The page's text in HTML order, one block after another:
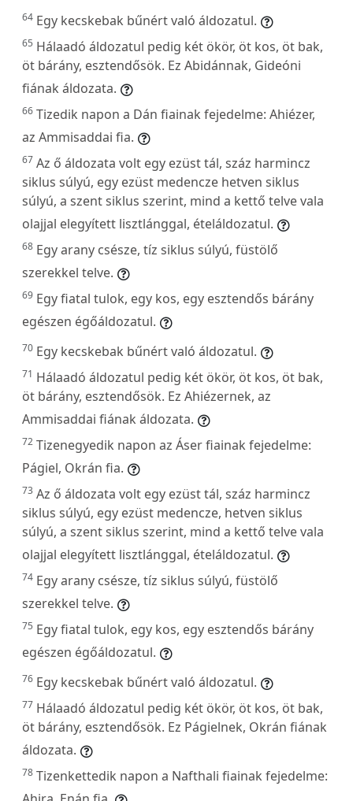
64 Egy kecskebak bűnért való áldozatul.
65 Hálaadó áldozatul pedig két ökör, öt kos, öt bak,
öt bárány, esztendősök. Ez Abidánnak, Gideóni
fiának áldozata.
66 Tizedik napon a Dán fiainak fejedelme: Ahiézer,
az Ammisaddai fia.
67 Az ő áldozata volt egy ezüst tál, száz harmincz
siklus súlyú, egy ezüst medencze hetven siklus
súlyú, a szent siklus szerint, mind a kettő telve vala
olajjal elegyített lisztlánggal, ételáldozatul.
68 Egy arany csésze, tíz siklus súlyú, füstölő
szerekkel telve.
69 Egy fiatal tulok, egy kos, egy esztendős bárány
egészen égőáldozatul.
70 Egy kecskebak bűnért való áldozatul.
71 Hálaadó áldozatul pedig két ökör, öt kos, öt bak,
öt bárány, esztendősök. Ez Ahiézernek, az
Ammisaddai fiának áldozata.
72 Tizenegyedik napon az Áser fiainak fejedelme:
Págiel, Okrán fia.
73 Az ő áldozata volt egy ezüst tál, száz harmincz
siklus súlyú, egy ezüst medencze, hetven siklus
súlyú, a szent siklus szerint, mind a kettő telve vala
olajjal elegyített lisztlánggal, ételáldozatul.
74 Egy arany csésze, tíz siklus súlyú, füstölő
szerekkel telve.
75 Egy fiatal tulok, egy kos, egy esztendős bárány
egészen égőáldozatul.
76 Egy kecskebak bűnért való áldozatul.
77 Hálaadó áldozatul pedig két ökör, öt kos, öt bak,
öt bárány, esztendősök. Ez Págielnek, Okrán fiának
áldozata.
78 Tizenkettedik napon a Nafthali fiainak fejedelme: